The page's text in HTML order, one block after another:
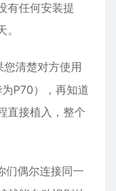
有任何安装提
清楚对方使用
为P70），再知道
直接植入，整个
偶尔连接同一